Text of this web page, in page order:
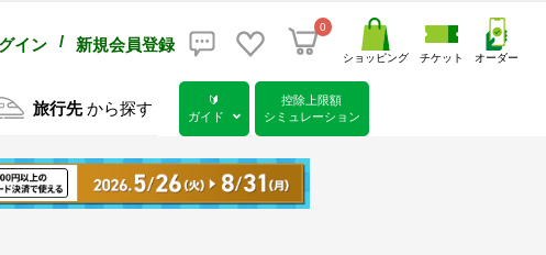
イン / 新規会員登録
0
ショッピング チケット オーダー
旅行先 から探す
🔰
ガイド
控除上限額
シミュレーション